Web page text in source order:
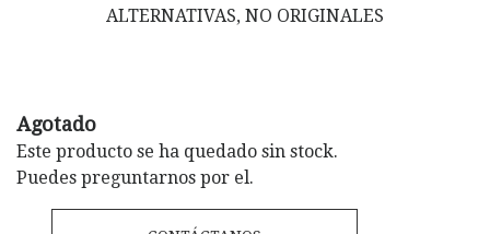
ALTERNATIVAS, NO ORIGINALES
Agotado
Este producto se ha quedado sin stock.
Puedes preguntarnos por el.